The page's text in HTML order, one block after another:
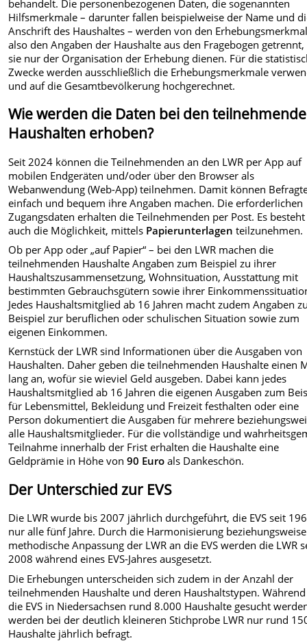
behandelt. Die personenbezogenen Daten, die sogenannten
Hilfsmerkmale – darunter fallen beispielweise der Name und
Anschrift des Haushaltes – werden von den
also den Angaben der Haushalte aus den Fragebogen getrennt,
sie nur der Organisation der Erhebung dienen. Für die
Zwecke werden ausschließlich die Erhebungsmerkmale
und auf die Gesamtbevölkerung hochgerechnet.
Wie werden die Daten bei den
Haushalten erhoben?
Seit 2024 können die Teilnehmenden an den LWR per App auf
mobilen Endgeräten und/oder über den Browser als
Webanwendung (Web-App) teilnehmen. Damit können
einfach und bequem ihre Angaben machen. Die erforderlichen
Zugangsdaten erhalten die Teilnehmenden per Post. Es
auch die Möglichkeit, mittels Papierunterlagen teilzunehmen.
Ob per App oder „auf Papier“ – bei den LWR machen die
teilnehmenden Haushalte Angaben zum Beispiel zu ihrer
Haushaltszusammensetzung, Wohnsituation, Ausstattung mit
bestimmten Gebrauchsgütern sowie ihrer
Jedes Haushaltsmitglied ab 16 Jahren macht zudem Angaben
Beispiel zur beruflichen oder schulischen Situation sowie zum
eigenen Einkommen.
Kernstück der LWR sind Informationen über die Ausgaben von
Haushalten. Daher geben die teilnehmenden Haushalte einen
lang an, wofür sie wieviel Geld ausgeben. Dabei kann jedes
Haushaltsmitglied ab 16 Jahren die eigenen Ausgaben zum
für Lebensmittel, Bekleidung und Freizeit festhalten oder eine
Person dokumentiert die Ausgaben für mehrere
alle Haushaltsmitglieder. Für die vollständige und
Teilnahme innerhalb der Frist erhalten die Haushalte eine
Geldprämie in Höhe von90 Euro als Dankeschön.
Der Unterschied zur EVS
Die LWR wurde bis 2007 jährlich durchgeführt, die EVS seit
nur alle fünf Jahre. Durch die Harmonisierung
methodische Anpassung der LWR an die EVS werden die LWR
2008 während eines EVS-Jahres ausgesetzt.
Die Erhebungen unterscheiden sich zudem in der Anzahl der
teilnehmenden Haushalte und deren Haushaltstypen.
die EVS in Niedersachsen rund 8.000 Haushalte gesucht
werden bei der deutlich kleineren Stichprobe LWR nur rund
Haushalte jährlich befragt.